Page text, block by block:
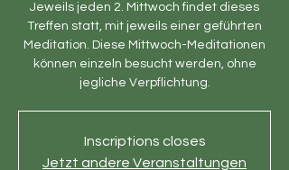
Jeweils jeden 2. Mittwoch findet dieses
Treffen statt, mit jeweils einer geführten
Meditation. Diese Mittwoch-Meditationen
können einzeln besucht werden, ohne
jegliche Verpflichtung.
Inscriptions closes
Jetzt andere Veranstaltungen